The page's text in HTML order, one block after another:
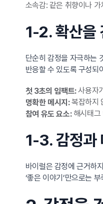
소속감: 같은 취향이나
1-2. 확산을
단순히 감정을 자극하는
반응할 수 있도록 구성되
첫 3초의 임팩트:사용자
명확한 메시지:복잡하지
참여 유도 요소:해시태그
1-3. 감정과
바이럴은 감정에 근거하
‘좋은 이야기’만으로는